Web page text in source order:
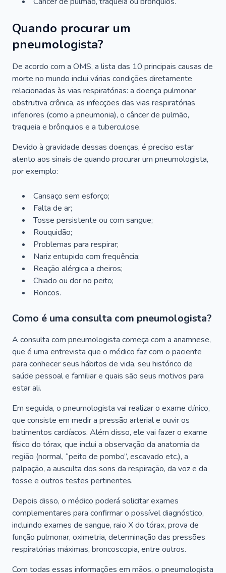
Quando procurar um
pneumologista?
De acordo com a OMS, a lista das 10 principais causas de
morte no mundo inclui várias condições diretamente
relacionadas às vias respiratórias: a doença pulmonar
obstrutiva crônica, as infecções das vias respiratórias
inferiores (como a pneumonia), o câncer de pulmão,
traqueia e brônquios e a tuberculose.
Devido à gravidade dessas doenças, é preciso estar
atento aos sinais de quando procurar um pneumologista,
por exemplo:
Cansaço sem esforço;
Falta de ar;
Tosse persistente ou com sangue;
Rouquidão;
Problemas para respirar;
Nariz entupido com frequência;
Reação alérgica a cheiros;
Chiado ou dor no peito;
Roncos.
Como é uma consulta com pneumologista?
A consulta com pneumologista começa com a anamnese,
que é uma entrevista que o médico faz com o paciente
para conhecer seus hábitos de vida, seu histórico de
saúde pessoal e familiar e quais são seus motivos para
estar ali.
Em seguida, o pneumologista vai realizar o exame clínico,
que consiste em medir a pressão arterial e ouvir os
batimentos cardíacos. Além disso, ele vai fazer o exame
físico do tórax, que inclui a observação da anatomia da
região (normal, “peito de pombo”, escavado etc.), a
palpação, a ausculta dos sons da respiração, da voz e da
tosse e outros testes pertinentes.
Depois disso, o médico poderá solicitar exames
complementares para confirmar o possível diagnóstico,
incluindo exames de sangue, raio X do tórax, prova de
função pulmonar, oximetria, determinação das pressões
respiratórias máximas, broncoscopia, entre outros.
Com todas essas informações em mãos, o pneumologista